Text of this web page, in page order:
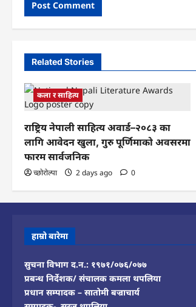
Related Stories
कला र साहित्य
राष्ट्रिय नेपाली साहित्य अवार्ड–२०८३ का
लागि आवेदन खुला, गुरु पूर्णिमाको अवसरमा
फारम सार्वजनिक
च्छोरोल्पा 2 days ago 0
हाम्रो बारेमा
सुचना विभाग द.न.: १९७१/०७६/०७७
प्रबन्ध निर्देशक/ संचालक कमला थपलिया
प्रधान सम्पादक – सातोमी बज्राचार्य